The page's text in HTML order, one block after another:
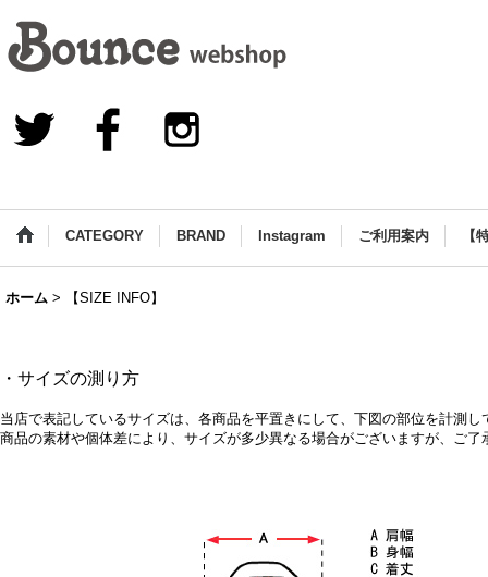
CATEGORY BRAND Instagram ご利用案内 【
ホーム > 【SIZE INFO】
・サイズの測り方
当店で表記しているサイズは、各商品を平置きにして、下図の部位を計測し
商品の素材や個体差により、サイズが多少異なる場合がございますが、ご了